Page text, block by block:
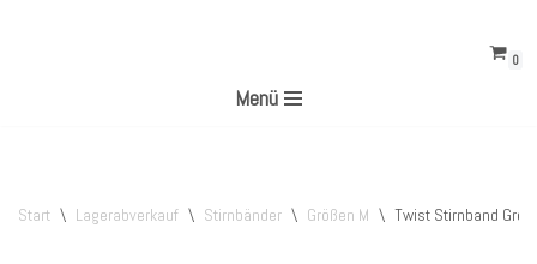
0
Menü
Start \ Lagerabverkauf \ Stirnbänder \ Größen M \ Twist Stirnband